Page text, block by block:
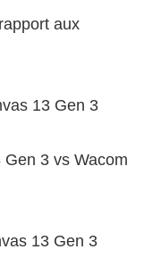
aux
13 Gen 3
3 vs Wacom
13 Gen 3